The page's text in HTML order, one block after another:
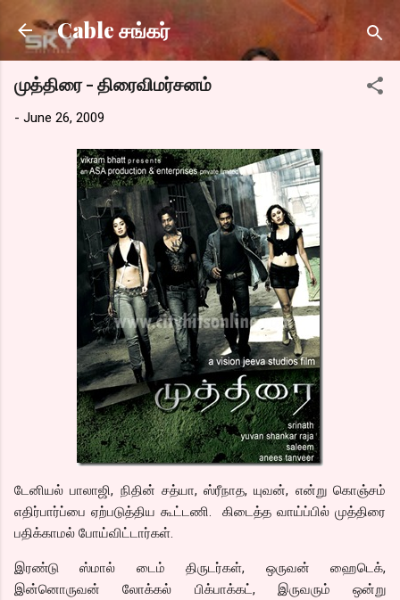
Skip to main content
Cable சங்கர்
முத்திரை - திரைவிமர்சனம்
- June 26, 2009
டேனியல் பாலாஜி, நிதின் சத்யா, ஸ்ரீநாத, யுவன், என்று கொஞ்சம்
எதிர்பார்ப்பை ஏற்படுத்திய கூட்டணி. கிடைத்த வாய்ப்பில் முத்திரை
பதிக்காமல் போய்விட்டார்கள்.
இரண்டு ஸ்மால் டைம் திருடர்கள், ஒருவன் ஹைடெக்,
இன்னொருவன் லோக்கல் பிக்பாக்கட், இருவரும் ஒன்று